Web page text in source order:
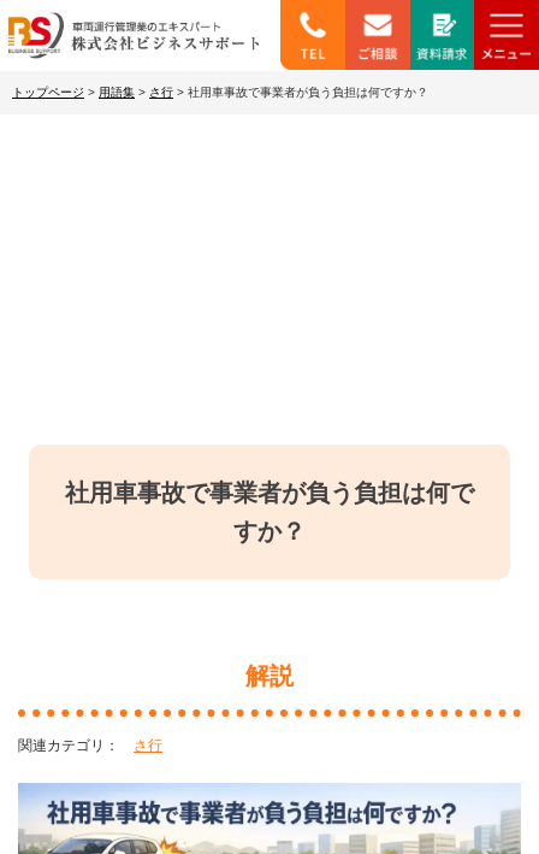
トップページ > 用語集 > さ行 > 社用車事故で事業者が負う負担は何ですか？
社用車事故で事業者が負う負担は何で
すか？
解説
さ行